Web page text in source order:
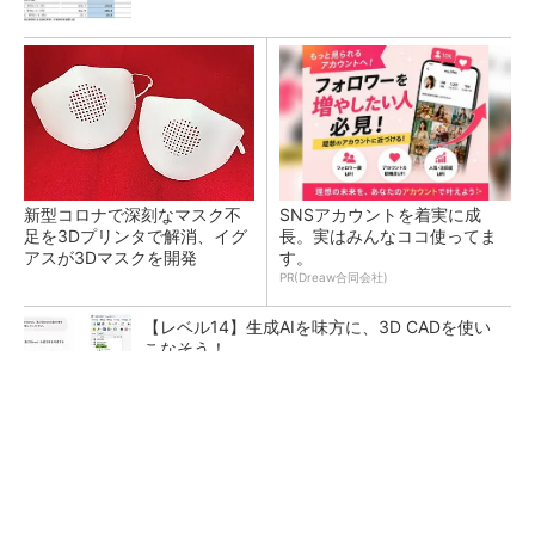
新型コロナで深刻なマスク不
足を3Dプリンタで解消、イグ
アスが3Dマスクを開発
SNSアカウントを着実に成
長。実はみんなココ使ってま
す。
PR(Dreaw合同会社)
【レベル14】生成AIを味方に、3D CADを使い
こなそう！